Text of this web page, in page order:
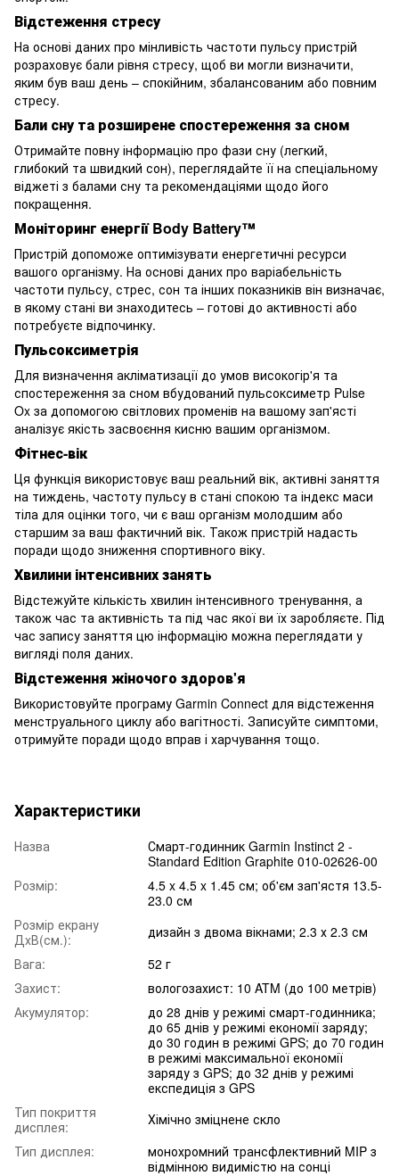
Відстеження стресу
На основі даних про мінливість частоти пульсу пристрій
розраховує бали рівня стресу, щоб ви могли визначити,
яким був ваш день – спокійним, збалансованим або повним
стресу.
Бали сну та розширене спостереження за сном
Отримайте повну інформацію про фази сну (легкий,
глибокий та швидкий сон), переглядайте її на спеціальному
віджеті з балами сну та рекомендаціями щодо його
покращення.
Моніторинг енергії Body Battery™
Пристрій допоможе оптимізувати енергетичні ресурси
вашого організму. На основі даних про варіабельність
частоти пульсу, стрес, сон та інших показників він визначає,
в якому стані ви знаходитесь – готові до активності або
потребуєте відпочинку.
Пульсоксиметрія
Для визначення акліматизації до умов високогір'я та
спостереження за сном вбудований пульсоксиметр Pulse
Ox за допомогою світлових променів на вашому зап'ясті
аналізує якість засвоєння кисню вашим організмом.
Фітнес-вік
Ця функція використовує ваш реальний вік, активні заняття
на тиждень, частоту пульсу в стані спокою та індекс маси
тіла для оцінки того, чи є ваш організм молодшим або
старшим за ваш фактичний вік. Також пристрій надасть
поради щодо зниження спортивного віку.
Хвилини інтенсивних занять
Відстежуйте кількість хвилин інтенсивного тренування, а
також час та активність та під час якої ви їх заробляєте. Під
час запису заняття цю інформацію можна переглядати у
вигляді поля даних.
Відстеження жіночого здоров'я
Використовуйте програму Garmin Connect для відстеження
менструального циклу або вагітності. Записуйте симптоми,
отримуйте поради щодо вправ і харчування тощо.
Характеристики
Назва
Смарт-годинник Garmin Instinct 2 -
Standard Edition Graphite 010-02626-00
Розмір:
4.5 x 4.5 x 1.45 см; об'єм зап'ястя 13.5-
23.0 см
Розмір екрану
ДxВ(см.):
дизайн з двома вікнами; 2.3 х 2.3 см
Вага:
52 г
Захист:
вологозахист: 10 ATM (до 100 метрів)
Акумулятор:
до 28 днів у режимі смарт-годинника;
до 65 днів у режимі економії заряду;
до 30 годин в режимі GPS; до 70 годин
в режимі максимальної економії
заряду з GPS; до 32 днів у режимі
експедиція з GPS
Тип покриття
дисплея:
Хімічно зміцнене скло
Тип дисплея:
монохромний трансфлективний MIP з
відмінною видимістю на сонці